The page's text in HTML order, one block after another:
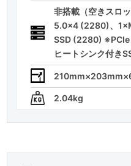
非搭載（空きスロ
5.0x4 (2280)、
SSD (2280) ※PCIe
ヒートシンク付き
2.04kg